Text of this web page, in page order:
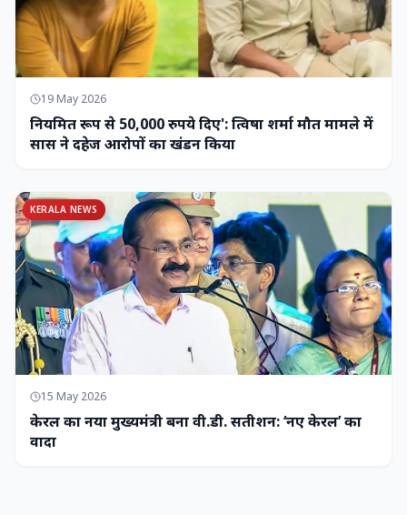
19 May 2026
नियमित रूप से 50,000 रुपये दिए': त्विषा शर्मा मौत मामले में
सास ने दहेज आरोपों का खंडन किया
KERALA NEWS
15 May 2026
केरल का नया मुख्यमंत्री बना वी.डी. सतीशन: ‘नए केरल’ का
वादा